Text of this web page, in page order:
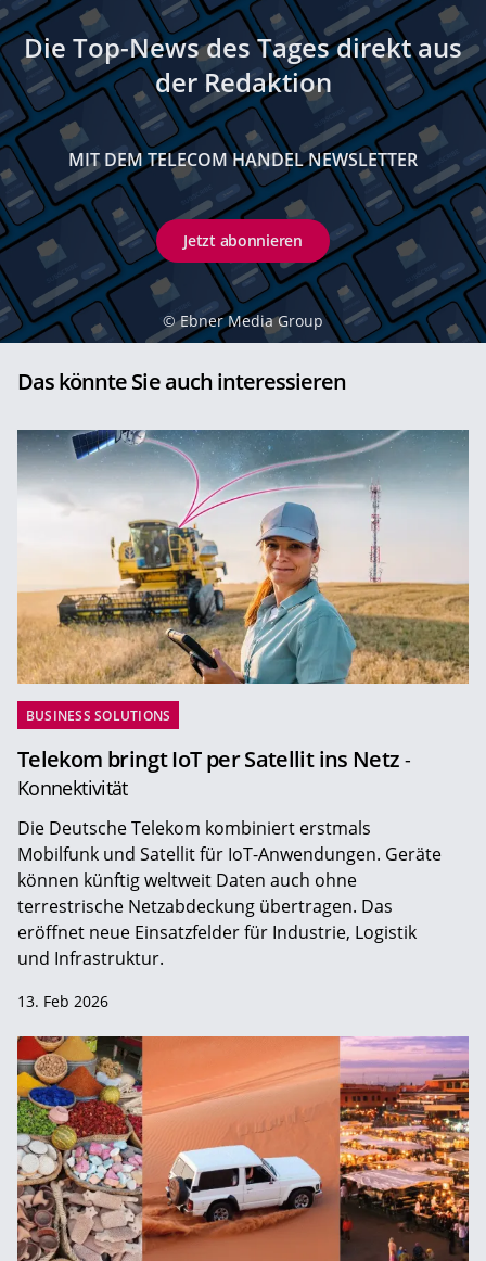
Die Top-News des Tages direkt aus
der Redaktion
MIT DEM TELECOM HANDEL NEWSLETTER
Jetzt abonnieren
© Ebner Media Group
Das könnte Sie auch interessieren
BUSINESS SOLUTIONS
Telekom bringt IoT per Satellit ins Netz -
Konnektivität
Die Deutsche Telekom kombiniert erstmals
Mobilfunk und Satellit für IoT-Anwendungen. Geräte
können künftig weltweit Daten auch ohne
terrestrische Netzabdeckung übertragen. Das
eröffnet neue Einsatzfelder für Industrie, Logistik
und Infrastruktur.
13. Feb 2026